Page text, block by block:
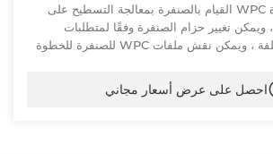
يمكن لماكينة الصنفرة WPC القيام بالصنفرة بمعالجة التسطيح على
سطح منتجات WPC ، ويمكن تغيير حزام الصنفرة وفقًا لمتطلبات
خشونة السطح المختلفة ، ويمكن نقش ملفات WPC للصنفرة للخطوة
احصل على عرض أسعار مجاني